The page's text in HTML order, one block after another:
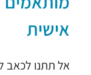
אישית
אל תתנו לכאב